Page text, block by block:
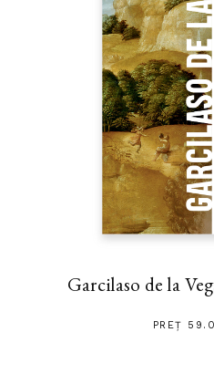
Garcilaso de la
PREȚ